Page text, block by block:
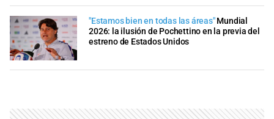
"Estamos bien en todas las áreas" Mundial
2026: la ilusión de Pochettino en la previa del
estreno de Estados Unidos